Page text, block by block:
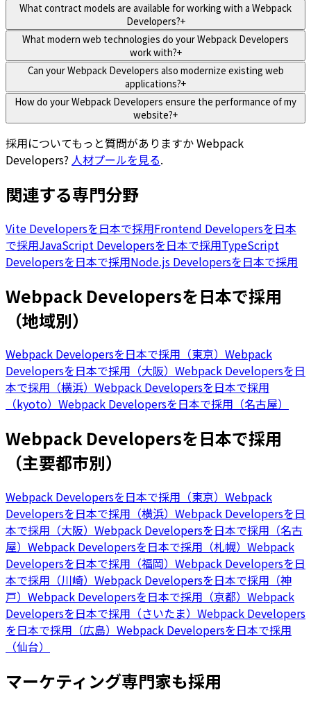
What contract models are available for working with a Webpack
Developers?+
What modern web technologies do your Webpack Developers
work with?+
Can your Webpack Developers also modernize existing web
applications?+
How do your Webpack Developers ensure the performance of my
website?+
採用についてもっと質問がありますかWebpack
Developers? 人材プールを見る.
関連する専門分野
Vite Developersを日本で採用Frontend Developersを日本
で採用JavaScript Developersを日本で採用TypeScript
Developersを日本で採用Node.js Developersを日本で採用
Webpack Developersを日本で採用
（地域別）
Webpack Developersを日本で採用（東京） Webpack
Developersを日本で採用（大阪） Webpack Developersを日
本で採用（横浜） Webpack Developersを日本で採用
（kyoto） Webpack Developersを日本で採用（名古屋）
Webpack Developersを日本で採用
（主要都市別）
Webpack Developersを日本で採用（東京） Webpack
Developersを日本で採用（横浜） Webpack Developersを日
本で採用（大阪） Webpack Developersを日本で採用（名古
屋） Webpack Developersを日本で採用（札幌） Webpack
Developersを日本で採用（福岡） Webpack Developersを日
本で採用（川崎） Webpack Developersを日本で採用（神
戸） Webpack Developersを日本で採用（京都） Webpack
Developersを日本で採用（さいたま） Webpack Developers
を日本で採用（広島） Webpack Developersを日本で採用
（仙台）
マーケティング専門家も採用